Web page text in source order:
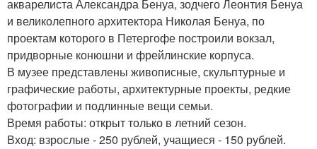
акварелиста Александра Бенуа, зодчего Леонтия Бенуа
и великолепного архитектора Николая Бенуа, по
проектам которого в Петергофе построили вокзал,
придворные конюшни и фрейлинские корпуса.
В музее представлены живописные, скульптурные и
графические работы, архитектурные проекты, редкие
фотографии и подлинные вещи семьи.
Время работы: открыт только в летний сезон.
Вход: взрослые - 250 рублей, учащиеся - 150 рублей.